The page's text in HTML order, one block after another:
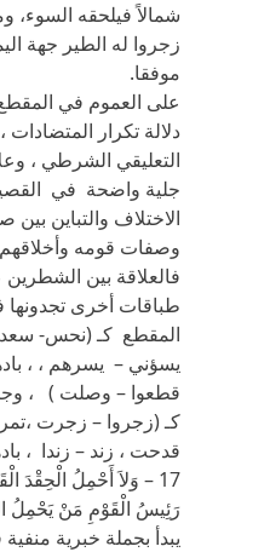
شمالاً فيلحقه السوء،
زجروا له الطير جهة
موفقا.
دلالة تكرار
التعليقي الشرطي ،
جلية واضحة في
الاختلاف والتباين
وصفات قومه وأخلاقهم
فالعلاقة بين الشطرين
طباقات أخرى تجدونها
المقطع كـ (نحس- سعد
يسؤني – يسرهم ، ،
قطعوا – وصلت ) ،
كـ (زجروا – زجرت
قدحت ، زند – زندا ،
17 – وَلاَ أَحْمِلُ
رَئِيسُ الْقَوْمِ مَنْ يَحْمِلُ
يبدأ بجملة خبرية